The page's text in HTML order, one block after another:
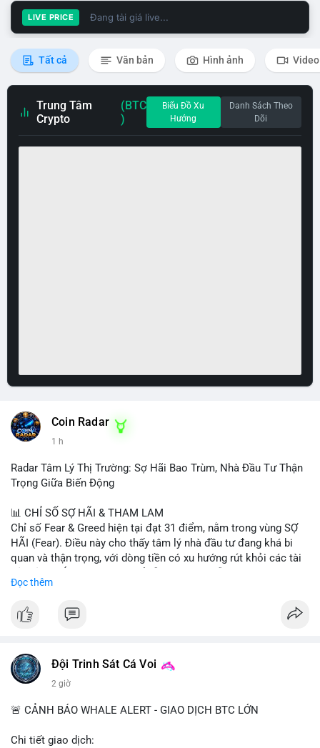
LIVE PRICE Đang tải giá live...
Tất cả Văn bản Hình ảnh Video
Trung Tâm
Crypto
(BTC
)
Biểu Đồ Xu
Hướng
Danh Sách Theo
Dõi
Coin Radar
1 h
Radar Tâm Lý Thị Trường: Sợ Hãi Bao Trùm, Nhà Đầu Tư Thận
Trọng Giữa Biến Động
📊 CHỈ SỐ SỢ HÃI & THAM LAM
Chỉ số Fear & Greed hiện tại đạt 31 điểm, nằm trong vùng SỢ
HÃI (Fear). Điều này cho thấy tâm lý nhà đầu tư đang khá bi
quan và thận trọng, với dòng tiền có xu hướng rút khỏi các tài
nhưng đây cũng có thể là cơ hội cho những nhà đầu tư dài hạn.
📈 XU HƯỚNG TÌM KIẾM & THẢO LUẬN
World Assets (FWA), Pepe (PEPE) và StonkBroker
(STONKBROKER). Các token meme và mới nổi đang thu hút sự
• Tại Việt Nam, Google Trends cho thấy các chủ đề ngoài
Monterrey) chiếm ưu thế, cho thấy sự quan tâm đến crypto
Đọc thêm
Đội Trinh Sát Cá Voi
2 giờ
🚨 CẢNH BÁO WHALE ALERT - GIAO DỊCH BTC LỚN
Chi tiết giao dịch: